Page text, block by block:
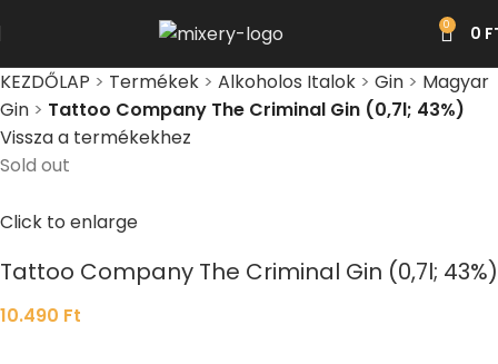
0 0
KEZDŐLAP > Termékek > Alkoholos Italok > Gin > Magyar
Gin > Tattoo Company The Criminal Gin (0,7l; 43%)
Vissza a termékekhez
Sold out
Click to enlarge
Tattoo Company The Criminal Gin (0,7l; 43%)
10.490 Ft